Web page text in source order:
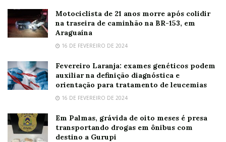
Motociclista de 21 anos morre após colidir
na traseira de caminhão na BR-153, em
Araguaína
16 DE FEVEREIRO DE 2024
Fevereiro Laranja: exames genéticos podem
auxiliar na definição diagnóstica e
orientação para tratamento de leucemias
16 DE FEVEREIRO DE 2024
Em Palmas, grávida de oito meses é presa
transportando drogas em ônibus com
destino a Gurupi